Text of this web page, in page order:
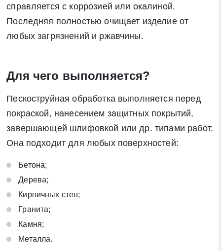
справляется с коррозией или окалиной.
Последняя полностью очищает изделие от
любых загрязнений и ржавчины.
Для чего выполняется?
Пескоструйная обработка выполняется перед
покраской, нанесением защитных покрытий,
завершающей шлифовкой или др. типами работ.
Она подходит для любых поверхностей:
Бетона;
Дерева;
Кирпичных стен;
Гранита;
Камня;
Металла.